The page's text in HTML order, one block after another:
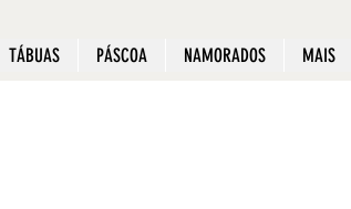
TÁBUAS PÁSCOA NAMORADOS MAIS